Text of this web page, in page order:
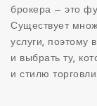
брокера – это
Существует
услуги, поэтому
и выбрать ту,
и стилю торговли.